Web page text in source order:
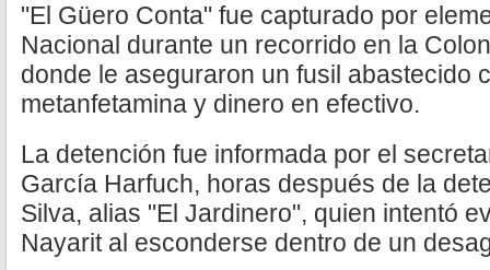
"El Güero Conta" fue capturado por
Nacional durante un recorrido en la
donde le aseguraron un fusil abastecido
metanfetamina y dinero en efectivo.
La detención fue informada por el
García Harfuch, horas después de la
Silva, alias "El Jardinero", quien intentó
Nayarit al esconderse dentro de un